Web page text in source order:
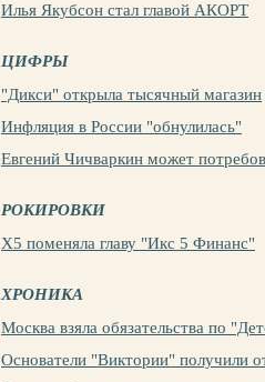
Илья Якубсон стал главой АКОРТ
ЦИФРЫ
"Дикси" открыла тысячный магазин
Инфляция в России "обнулилась"
Евгений Чичваркин может
РОКИРОВКИ
X5 поменяла главу "Икс 5 Финанс"
ХРОНИКА
Москва взяла обязательства по
Основатели "Виктории" получили